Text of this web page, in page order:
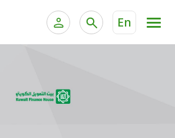
En
الخدمات المصرفية الإلكترونية للشركات